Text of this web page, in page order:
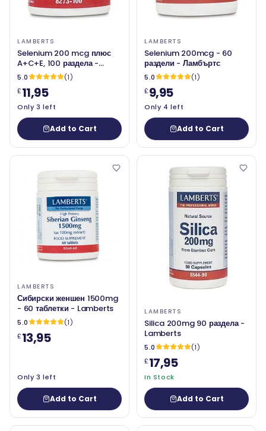
LAMBERTS
Selenium 200 mcg плюс
A+C+E, 100 раздела -
Lamberts
5.0
(1)
£11,95
Only 3 left
Add to Cart
LAMBERTS
Selenium 200mcg - 60
раздели - Ламбъртс
5.0
(1)
£9,95
Only 4 left
Add to Cart
LAMBERTS
Сибирски женшен 1500mg
- 60 таблетки - Lamberts
5.0
(1)
£13,95
Only 3 left
Add to Cart
LAMBERTS
Silica 200mg 90 раздела -
Lamberts
5.0
(1)
£17,95
In Stock
Add to Cart